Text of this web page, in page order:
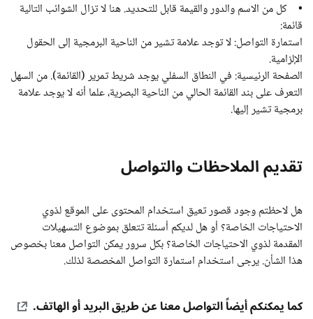
• كل من الاسم والدور والقيمة قابل للتحديد. هنا لا تزال الشوائب التالية
قائمة:
استمارة التواصل: لا توجد علامة تشير من الناحية البرمجية إلى الحقول
الإلزامية.
الصفحة الرئيسية: في النطاق السفلي يوجد شريط تمرير (القائمة). من السهل
التعرف على بند القائمة الحالي من الناحية البصرية، علما أنه لا يوجد علامة
برمجية تشير إليها.
تقديم الملاحظات والتواصل
هل لاحظتم وجود قصور تعيق استخدام المحتوى على الموقع لذوي
الاحتياجات الخاصة؟ أو هل لديكم أسئلة تتعلق بموضوع التسهيلات
المقدمة لذوي الاحتياجات الخاصة؟ بكل سرور يمكن التواصل معنا بخصوص
هذا الشأن. يرجى استخدام استمارة التواصل المخصصة لذلك.
كما يمكنكم أيضاً التواصل معنا عن طريق البريد أو الهاتف.